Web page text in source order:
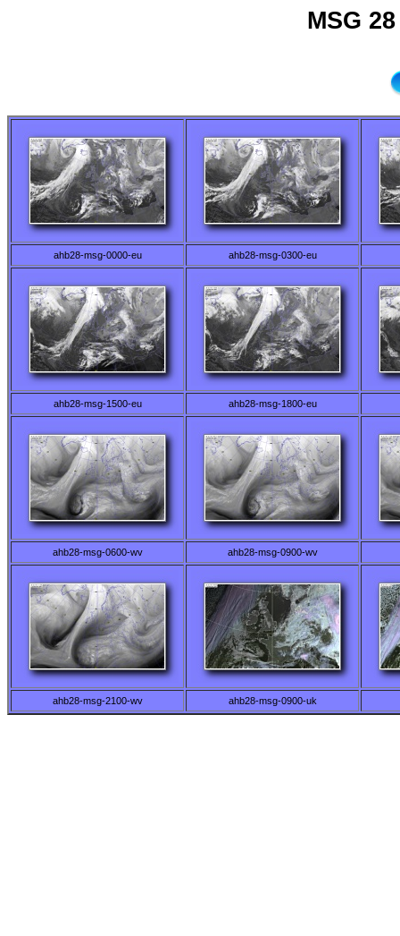
MSG
ahb28-msg-0000-eu ahb28-msg-0300-eu
ahb28-msg-1500-eu ahb28-msg-1800-eu
ahb28-msg-0600-wv ahb28-msg-0900-wv
ahb28-msg-2100-wv ahb28-msg-0900-uk